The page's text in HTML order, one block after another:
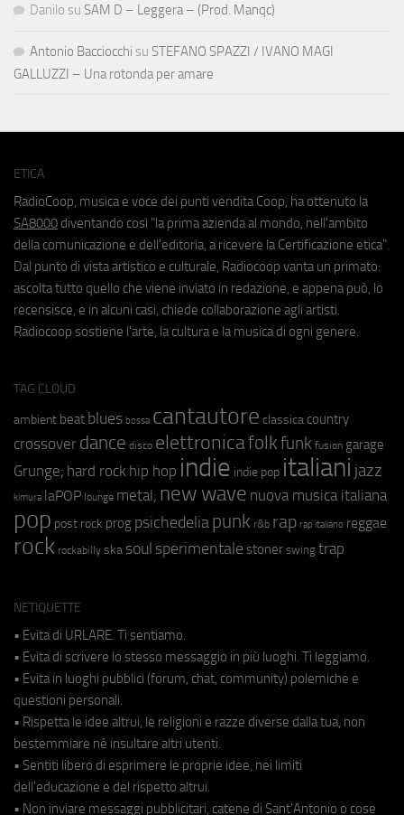
Danilo su SAM D – Leggera – (Prod. Manqc)
Antonio Bacciocchi su STEFANO SPAZZI / IVANO MAGI
GALLUZZI – Una rotonda per amare
ETICA
RadioCoop, musica e voce dei punti vendita Coop, ha ottenuto la
SA8000 diventando così "la prima azienda al mondo, nell'ambito
della comunicazione e dell'editoria, a ricevere la Certificazione etica".
Dal punto di vista artistico e culturale, Radiocoop vanta un primato:
ascolta tutto quello che viene inviato in redazione, e appena può, lo
recensisce, e in alcuni casi, chiede collaborazione agli artisti.
Radiocoop sostiene l'arte, la cultura e la musica di ogni genere.
TAG CLOUD
ambient beat blues bossa cantautore classica country
crossover dance disco elettronicafolkfunk fusion garage
Grunge; hard rock hip hop indie indie pop italiani jazz
kimura laPOP lounge metal; new wave nuova musica italiana
pop post rock prog psichedeliapunk r&b rap rap italiano reggae
rock rockabilly ska soul sperimentale stoner swing trap
NETIQUETTE
• Evita di URLARE. Ti sentiamo.
• Evita di scrivere lo stesso messaggio in più luoghi. Ti leggiamo.
• Evita in luoghi pubblici (forum, chat, community) polemiche e
questioni personali.
• Rispetta le idee altrui, le religioni e razze diverse dalla tua, non
bestemmiare né insultare altri utenti.
• Sentiti libero di esprimere le proprie idee, nei limiti
dell'educazione e del rispetto altrui.
• Non inviare messaggi pubblicitari, catene di Sant'Antonio o cose